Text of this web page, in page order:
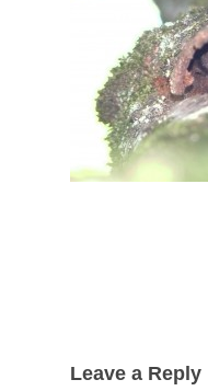
Leave a Reply